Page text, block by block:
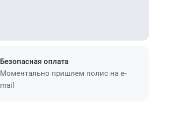
Безопасная оплата
Моментально пришлем полис на e-
mail